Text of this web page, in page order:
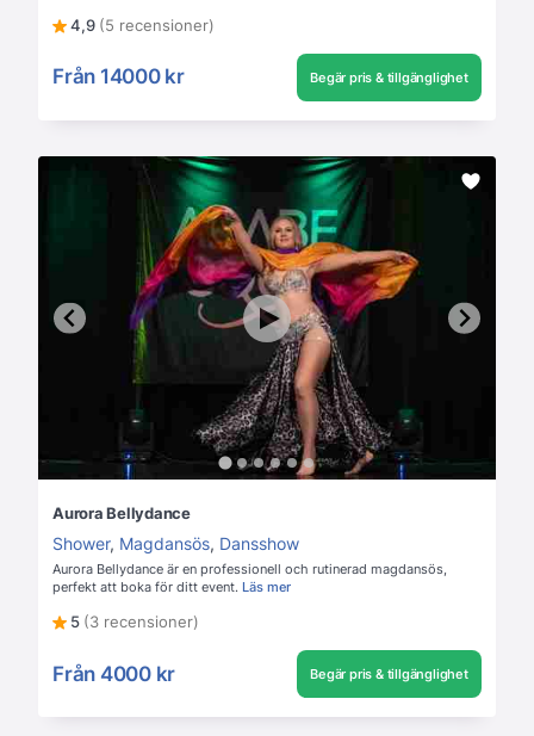
4,9 (5 recensioner)
Från 14000 kr Begär pris & tillgänglighet
Aurora Bellydance
Shower, Magdansös, Dansshow
Aurora Bellydance är en professionell och rutinerad magdansös,
perfekt att boka för ditt event. Läs mer
5 (3 recensioner)
Från 4000 kr Begär pris & tillgänglighet